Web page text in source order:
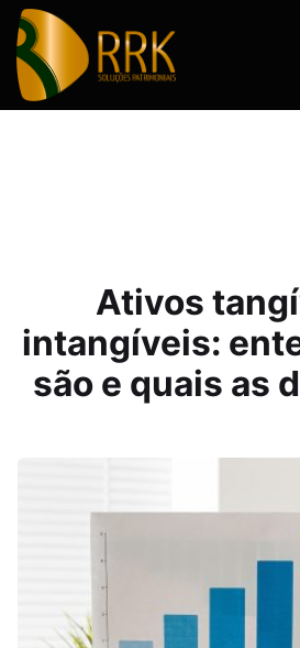
Ativos
intangíveis:
são e quais as